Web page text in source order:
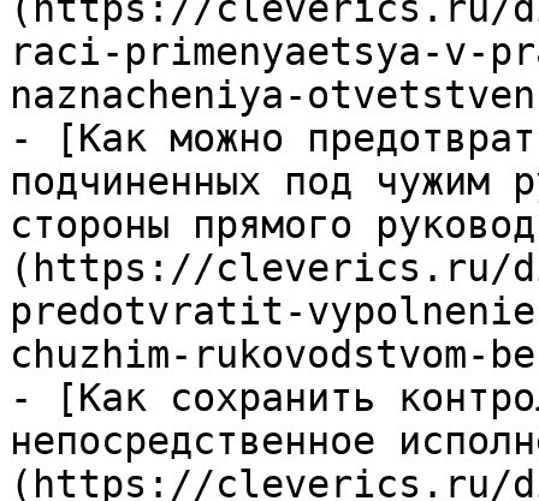
raci-primenyaetsya-v-
naznacheniya-
- [Как можно
подчиненных под чужим
стороны прямого
(https://cleverics.ru/
predotvratit-
chuzhim-
- [Как сохранить
непосредственное
(https://cleverics.ru/